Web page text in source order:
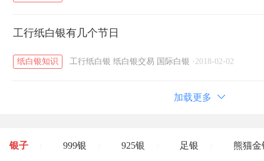
工行纸白银有几个节日
纸白银知识 工行纸白银 纸白银交易 国际白银 · 2018-02-02
加载更多
银子 999银 925银 足银 熊猫金